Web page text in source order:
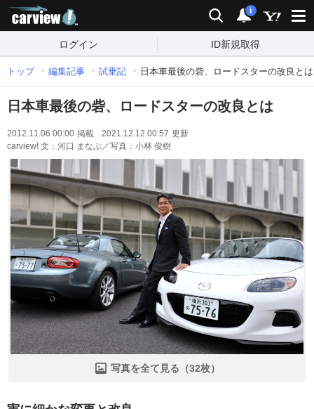
検索 通知
i
ログイン ID新規取得
トップ 編集記事 試乗記 日本車最後の砦、ロードスターの改良とは
日本車最後の砦、ロードスターの改良とは
2012.11.06 00:00 掲載 2021.12.12 00:57 更新
carview! 文：河口 まなぶ／写真：小林 俊樹
写真を全て見る（32枚）